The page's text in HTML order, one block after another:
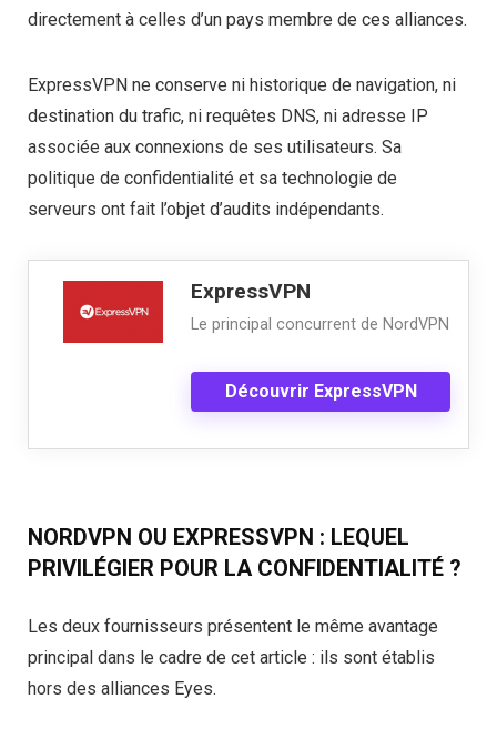
directement à celles d’un pays membre de ces alliances.
ExpressVPN ne conserve ni historique de navigation, ni
destination du trafic, ni requêtes DNS, ni adresse IP
associée aux connexions de ses utilisateurs. Sa
politique de confidentialité et sa technologie de
serveurs ont fait l’objet d’audits indépendants.
ExpressVPN
Le principal concurrent de NordVPN
Découvrir ExpressVPN
NORDVPN OU EXPRESSVPN : LEQUEL
PRIVILÉGIER POUR LA CONFIDENTIALITÉ ?
Les deux fournisseurs présentent le même avantage
principal dans le cadre de cet article : ils sont établis
hors des alliances Eyes.